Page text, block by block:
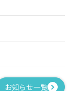
お知らせ一覧